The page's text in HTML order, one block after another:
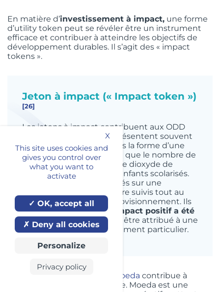
En matière d’investissement à impact, une forme
d’utility token peut se révéler être un instrument
efficace et contribuer à atteindre les objectifs de
développement durables. Il s’agit des « impact
tokens ».
Jeton à impact (« Impact token »)
[26]
Les jetons à impact contribuent aux ODD
des Nations Unies et représentent souvent
un impact spécifique sous la forme d’une
métrique de mesure telle que le nombre de
vaccinations, de tonnes de dioxyde de
carbone ou le nombre d’enfants scolarisés.
Ces jetons sont enregistrés sur une
blockchain et peuvent être suivis tout au
long d’une chaîne d’approvisionnement. Ils
offrent la preuve qu’un
impact positif a été
produit
, qui peut ensuite être attribué à une
activité ou à un investissement particulier.
Moeda contribue à
l’objectif d’inclusion financière. Moeda est une
X
This site uses cookies and
gives you control over
what you want to
activate
OK, accept all
Deny all cookies
Personalize
Privacy policy